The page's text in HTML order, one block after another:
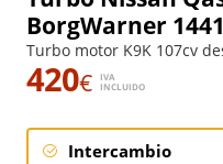
BorgWarner
Turbo motor K9K 107cv
420€
IVA
INCLUIDO
Intercambio